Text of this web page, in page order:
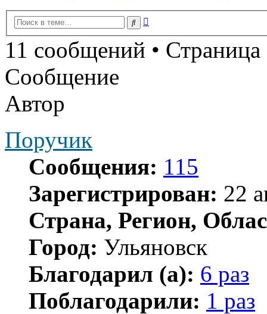
Поиск
11 сообщений • Страница
Сообщение
Автор
Поручик
Сообщения: 115
Зарегистрирован: 22
Страна, Регион,
Город: Ульяновск
Благодарил (а): 6 раз
Поблагодарили: 1 раз